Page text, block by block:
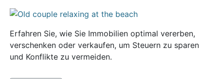
Erfahren Sie, wie Sie Immobilien optimal vererben,
verschenken oder verkaufen, um Steuern zu sparen
und Konflikte zu vermeiden.